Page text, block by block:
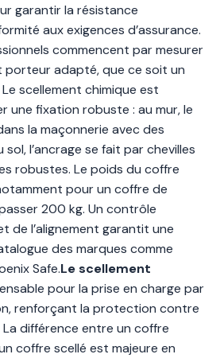
garantir la résistance
aux exigences d’assurance.
commencent par mesurer
adapté, que ce soit un
scellement chimique est
une fixation robuste : au mur, le
la maçonnerie avec des
l’ancrage se fait par chevilles
robustes. Le poids du coffre
pour un coffre de
200 kg. Un contrôle
de l’alignement garantit une
des marques comme
Safe.Le scellement
pour la prise en charge par
renforçant la protection contre
différence entre un coffre
coffre scellé est majeure en